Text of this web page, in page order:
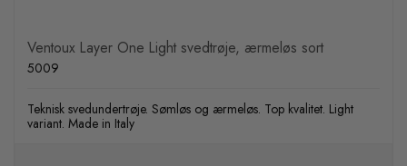
Ventoux Layer One Light svedtrøje, ærmeløs sort
5009
Teknisk svedundertrøje. Sømløs og ærmeløs. Top kvalitet. Light
variant. Made in Italy